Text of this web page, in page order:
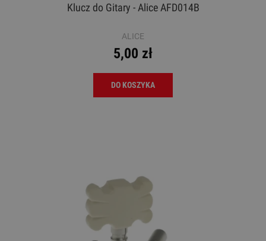
Klucz do Gitary - Alice AFD014B
ALICE
5,00 zł
DO KOSZYKA